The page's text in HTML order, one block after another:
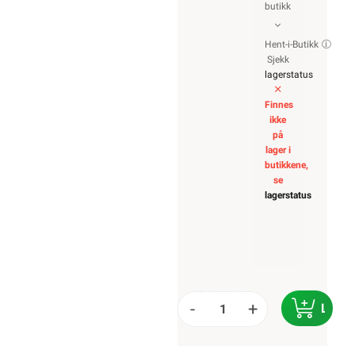
butikk
Hent-i-Butikk
Sjekk
lagerstatus
Finnes
ikke
på
lager i
butikkene,
se
lagerstatus
- +